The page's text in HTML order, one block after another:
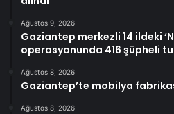
Ağustos 9, 2026
Gaziantep merkezli 14 ildeki
operasyonunda 416 şüpheli
Ağustos 8, 2026
Gaziantep’te mobilya
Ağustos 8, 2026